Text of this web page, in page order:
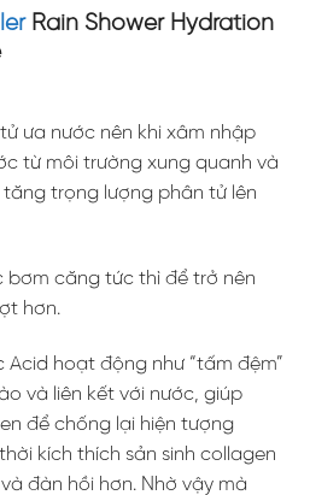
Rain Shower Hydration
ưa nước nên khi xâm nhập
từ môi trường xung quanh và
trọng lượng phân tử lên
bơm căng tức thì để trở nên
hơn.
hoạt động như “tấm đệm”
và liên kết với nước, giúp
để chống lại hiện tượng
kích thích sản sinh collagen
đàn hồi hơn. Nhờ vậy mà